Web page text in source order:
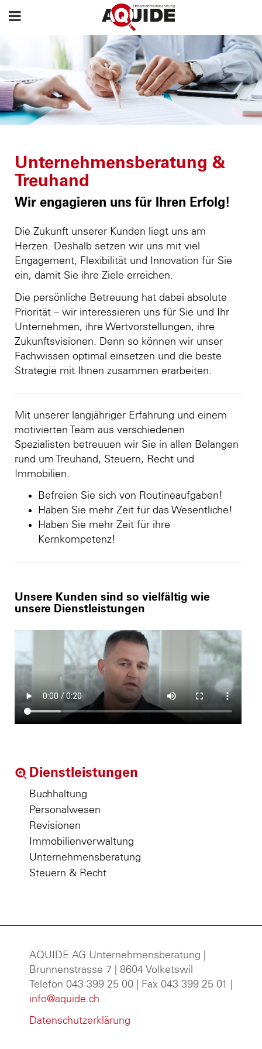
Unternehmensberatung &
Treuhand
Wir engagieren uns für Ihren Erfolg!
Die Zukunft unserer Kunden liegt uns am
Herzen. Deshalb setzen wir uns mit viel
Engagement, Flexibilität und Innovation für Sie
ein, damit Sie ihre Ziele erreichen.
Die persönliche Betreuung hat dabei absolute
Priorität – wir interessieren uns für Sie und Ihr
Unternehmen, ihre Wertvorstellungen, ihre
Zukunftsvisionen. Denn so können wir unser
Fachwissen optimal einsetzen und die beste
Strategie mit Ihnen zusammen erarbeiten.
Mit unserer langjähriger Erfahrung und einem
motivierten Team aus verschiedenen
Spezialisten betreuuen wir Sie in allen Belangen
rund um Treuhand, Steuern, Recht und
Immobilien.
Befreien Sie sich von Routineaufgaben!
Haben Sie mehr Zeit für das Wesentliche!
Haben Sie mehr Zeit für ihre
Kernkompetenz!
Unsere Kunden sind so vielfältig wie
unsere Dienstleistungen
Dienstleistungen
Buchhaltung
Personalwesen
Revisionen
Immobilienverwaltung
Unternehmensberatung
Steuern & Recht
AQUIDE AG Unternehmensberatung
Brunnenstrasse 7 | 8604 Volketswil
Telefon 043 399 25 00 | Fax 043 399 25 01 |
info@aquide.ch
Datenschutzerklärung